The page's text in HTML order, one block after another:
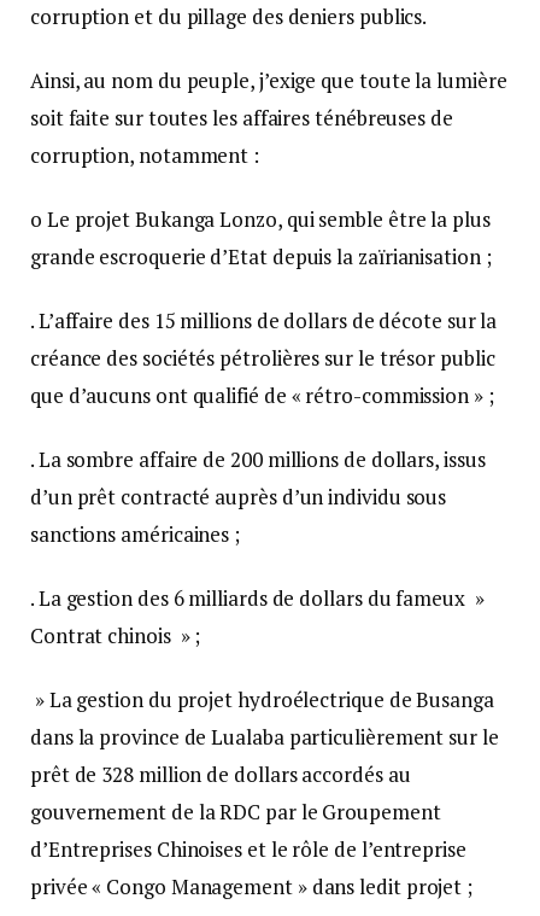
corruption et du pillage des deniers publics.
Ainsi, au nom du peuple, j’exige que toute la lumière
soit faite sur toutes les affaires ténébreuses de
corruption, notamment :
o Le projet Bukanga Lonzo, qui semble être la plus
grande escroquerie d’Etat depuis la zaïrianisation ;
. L’affaire des 15 millions de dollars de décote sur la
créance des sociétés pétrolières sur le trésor public
que d’aucuns ont qualifié de « rétro-commission » ;
. La sombre affaire de 200 millions de dollars, issus
d’un prêt contracté auprès d’un individu sous
sanctions américaines ;
. La gestion des 6 milliards de dollars du fameux »
Contrat chinois » ;
» La gestion du projet hydroélectrique de Busanga
dans la province de Lualaba particulièrement sur le
prêt de 328 million de dollars accordés au
gouvernement de la RDC par le Groupement
d’Entreprises Chinoises et le rôle de l’entreprise
privée « Congo Management » dans ledit projet ;